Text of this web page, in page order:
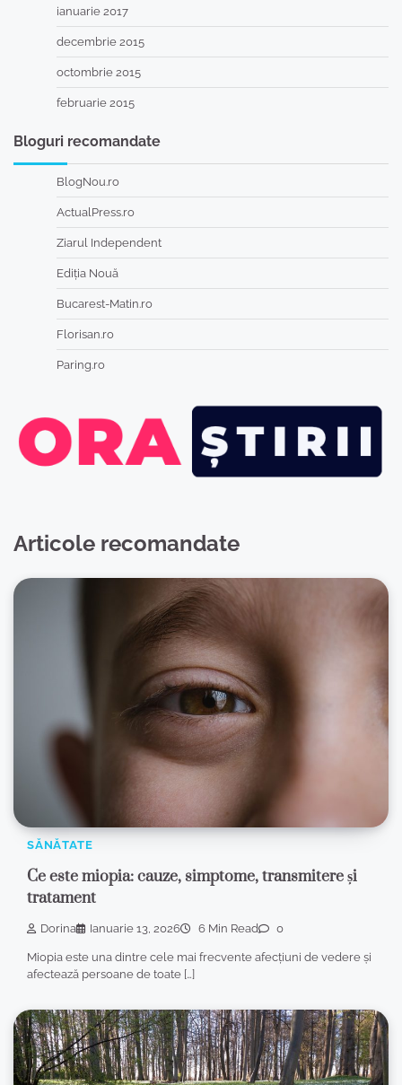
ianuarie 2017
decembrie 2015
octombrie 2015
februarie 2015
Bloguri recomandate
BlogNou.ro
ActualPress.ro
Ziarul Independent
Ediția Nouă
Bucarest-Matin.ro
Florisan.ro
Paring.ro
Articole recomandate
SĂNĂTATE
Ce este miopia: cauze, simptome, transmitere și
tratament
Dorina Ianuarie 13, 2026 6 Min Read 0
Miopia este una dintre cele mai frecvente afecțiuni de vedere și
afectează persoane de toate […]